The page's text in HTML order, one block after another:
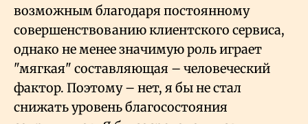
возможным благодаря постоянному
совершенствованию клиентского сервиса,
однако не менее значимую роль играет
"мягкая" составляющая – человеческий
фактор. Поэтому – нет, я бы не стал
снижать уровень благосостояния